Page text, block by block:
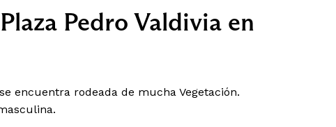
Pedro Valdivia en
encuentra rodeada de mucha Vegetación.